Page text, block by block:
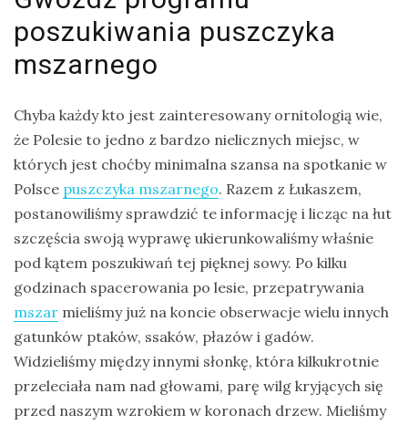
poszukiwania puszczyka
mszarnego
Chyba każdy kto jest zainteresowany ornitologią wie,
że Polesie to jedno z bardzo nielicznych miejsc, w
których jest choćby minimalna szansa na spotkanie w
Polsce puszczyka mszarnego. Razem z Łukaszem,
postanowiliśmy sprawdzić te informację i licząc na łut
szczęścia swoją wyprawę ukierunkowaliśmy właśnie
pod kątem poszukiwań tej pięknej sowy. Po kilku
godzinach spacerowania po lesie, przepatrywania
mszar mieliśmy już na koncie obserwacje wielu innych
gatunków ptaków, ssaków, płazów i gadów.
Widzieliśmy między innymi słonkę, która kilkukrotnie
przeleciała nam nad głowami, parę wilg kryjących się
przed naszym wzrokiem w koronach drzew. Mieliśmy